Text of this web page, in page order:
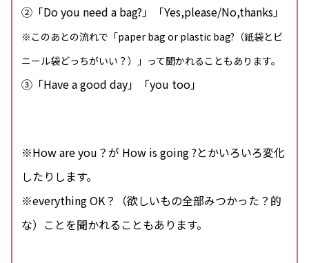
➁「Do you need a bag?」「Yes,please/No,thanks」
※このあとの流れで「paper bag or plastic bag?（紙袋とビ
ニール袋どっちがいい？）」って聞かれることもあります。
③「Have a good day」「you too」
※How are you？が How is going ?とかいろいろ変化
したりします。
※everything OK？（欲しいもの全部みつかった？的
な）ことを聞かれることもあります。